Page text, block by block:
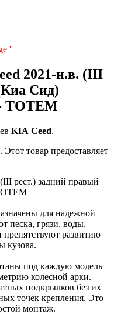
''
2021-н.в. (III
Сид)
TOTEM
KIA Ceed.
. Этот товар предоставляет
рест.) задний правый
для надежной
песка, грязи, воды,
развитию
кузова.
под каждую модель
колесной арки.
подкрылков без их
точек крепления. Это
монтаж.